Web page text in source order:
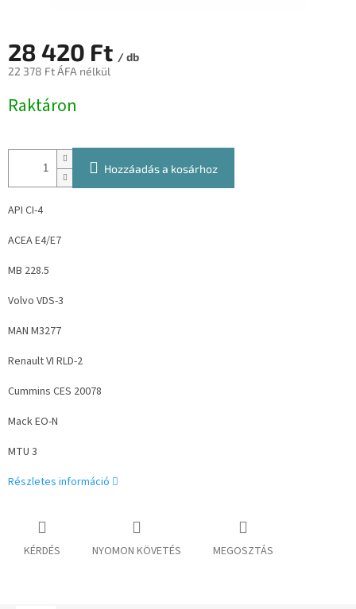
28 420 Ft / db
22 378 Ft ÁFA nélkül
Raktáron
Hozzáadás a kosárhoz
API CI-4
ACEA E4/E7
MB 228.5
Volvo VDS-3
MAN M3277
Renault VI RLD-2
Cummins CES 20078
Mack EO-N
MTU 3
Részletes információ
KÉRDÉS NYOMON KÖVETÉS MEGOSZTÁS